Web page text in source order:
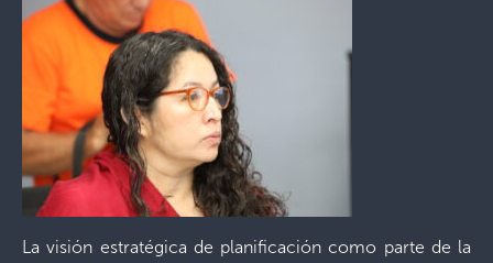
La visión estratégica de planificación como parte de la